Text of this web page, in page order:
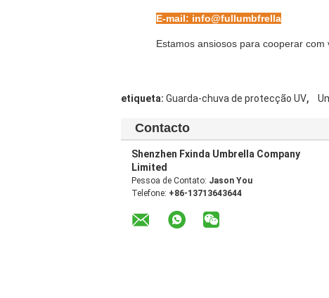
E-mail: info@fullumbfrella
Estamos ansiosos para cooperar
etiqueta: Guarda-chuva de protecção UV,
Contacto
Shenzhen Fxinda Umbrella Company
Limited
Pessoa de Contato: Jason You
Telefone: +86-13713643644